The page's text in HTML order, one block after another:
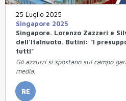
25 Luglio 2025
Singapore 2025
Singapore. Lorenzo Zazzeri e
dell'Italnuoto. Butini: "I
tutti"
Gli azzurri si spostano sul campo
media.
RE